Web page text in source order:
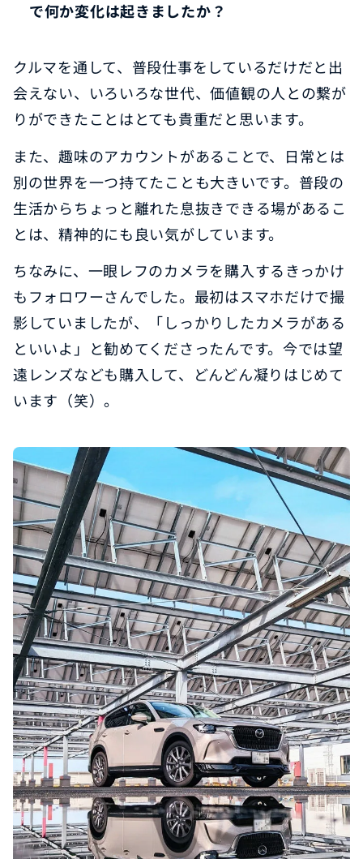
で何か変化は起きましたか？
クルマを通して、普段仕事をしているだけだと出
会えない、いろいろな世代、価値観の人との繋が
りができたことはとても貴重だと思います。
また、趣味のアカウントがあることで、日常とは
別の世界を一つ持てたことも大きいです。普段の
生活からちょっと離れた息抜きできる場があるこ
とは、精神的にも良い気がしています。
ちなみに、一眼レフのカメラを購入するきっかけ
もフォロワーさんでした。最初はスマホだけで撮
影していましたが、「しっかりしたカメラがある
といいよ」と勧めてくださったんです。今では望
遠レンズなども購入して、どんどん凝りはじめて
います（笑）。